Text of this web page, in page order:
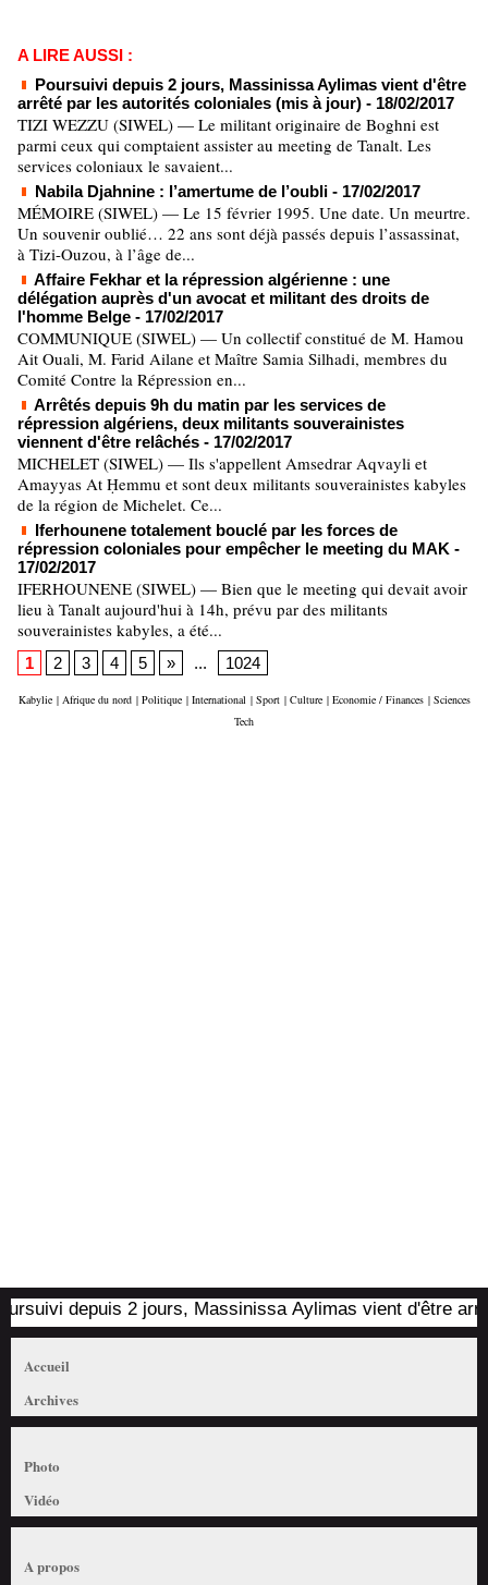
A LIRE AUSSI :
Poursuivi depuis 2 jours, Massinissa Aylimas vient d'être
arrêté par les autorités coloniales (mis à jour) - 18/02/2017
TIZI WEZZU (SIWEL) — Le militant originaire de Boghni est
parmi ceux qui comptaient assister au meeting de Tanalt. Les
services coloniaux le savaient...
Nabila Djahnine : l’amertume de l’oubli - 17/02/2017
MÉMOIRE (SIWEL) — Le 15 février 1995. Une date. Un meurtre.
Un souvenir oublié… 22 ans sont déjà passés depuis l’assassinat,
à Tizi-Ouzou, à l’âge de...
Affaire Fekhar et la répression algérienne : une
délégation auprès d'un avocat et militant des droits de
l'homme Belge - 17/02/2017
COMMUNIQUE (SIWEL) — Un collectif constitué de M. Hamou
Ait Ouali, M. Farid Ailane et Maître Samia Silhadi, membres du
Comité Contre la Répression en...
Arrêtés depuis 9h du matin par les services de
répression algériens, deux militants souverainistes
viennent d'être relâchés - 17/02/2017
MICHELET (SIWEL) — Ils s'appellent Amsedrar Aqvayli et
Amayyas At Ḥemmu et sont deux militants souverainistes kabyles
de la région de Michelet. Ce...
Iferhounene totalement bouclé par les forces de
répression coloniales pour empêcher le meeting du MAK -
17/02/2017
IFERHOUNENE (SIWEL) — Bien que le meeting qui devait avoir
lieu à Tanalt aujourd'hui à 14h, prévu par des militants
souverainistes kabyles, a été...
1 2 3 4 5 » ... 1024
Kabylie | Afrique du nord | Politique | International | Sport | Culture | Economie / Finances | Sciences
Tech
depuis 2 jours, Massinissa Aylimas vient d'être
Accueil
Archives
Photo
Vidéo
A propos